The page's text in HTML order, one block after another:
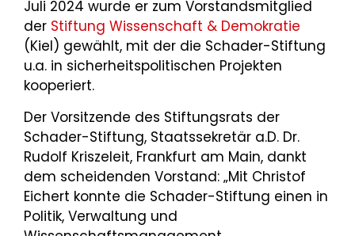
Juli 2024 wurde er zum Vorstandsmitglied
der Stiftung Wissenschaft & Demokratie
(Kiel) gewählt, mit der die Schader-Stiftung
u.a. in sicherheitspolitischen Projekten
kooperiert.
Der Vorsitzende des Stiftungsrats der
Schader-Stiftung, Staatssekretär a.D. Dr.
Rudolf Kriszeleit, Frankfurt am Main, dankt
dem scheidenden Vorstand: „Mit Christof
Eichert konnte die Schader-Stiftung einen in
Politik, Verwaltung und